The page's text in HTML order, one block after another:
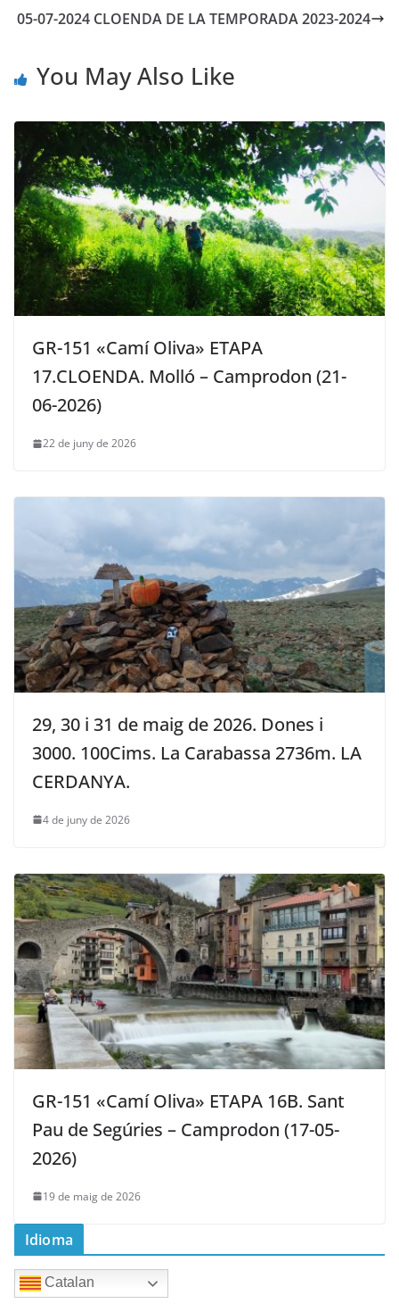
05-07-2024 CLOENDA DE LA TEMPORADA 2023-2024
You May Also Like
GR-151 «Camí Oliva» ETAPA
17.CLOENDA. Molló – Camprodon (21-
06-2026)
22 de juny de 2026
29, 30 i 31 de maig de 2026. Dones i
3000. 100Cims. La Carabassa 2736m. LA
CERDANYA.
4 de juny de 2026
GR-151 «Camí Oliva» ETAPA 16B. Sant
Pau de Segúries – Camprodon (17-05-
2026)
19 de maig de 2026
Idioma
Catalan